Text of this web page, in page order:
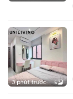
3 phút trước 5